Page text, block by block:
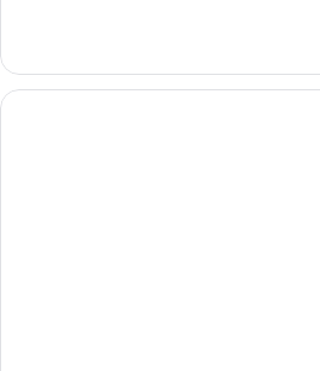
3
children)
and
children)
เม
เกี่ยว
กับ
อ